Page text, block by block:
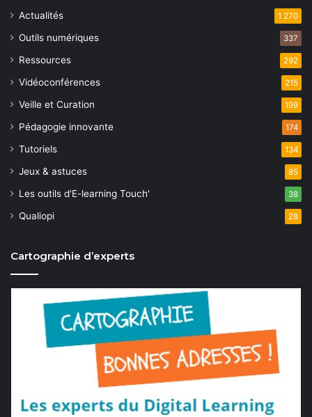
Actualités 1 270
Outils numériques 337
Ressources 292
Vidéoconférences 215
Veille et Curation 199
Pédagogie innovante 174
Tutoriels 134
Jeux & astuces 85
Les outils d'E-learning Touch' 38
Qualiopi 28
Cartographie d’experts